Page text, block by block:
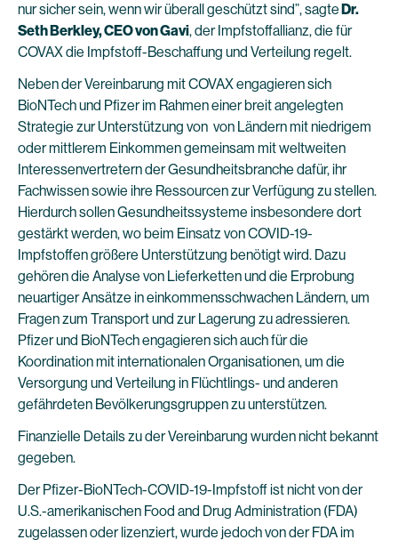
nur sicher sein, wenn wir überall geschützt sind”, sagteDr.
Seth Berkley, CEO von Gavi, der Impfstoffallianz, die für
COVAX die Impfstoff-Beschaffung und Verteilung regelt.
Neben der Vereinbarung mit COVAX engagieren sich
BioNTech und Pfizer im Rahmen einer breit angelegten
Strategie zur Unterstützung von von Ländern mit niedrigem
oder mittlerem Einkommen gemeinsam mit weltweiten
Interessenvertretern der Gesundheitsbranche dafür, ihr
Fachwissen sowie ihre Ressourcen zur Verfügung zu stellen.
Hierdurch sollen Gesundheitssysteme insbesondere dort
gestärkt werden, wo beim Einsatz von COVID-19-
Impfstoffen größere Unterstützung benötigt wird. Dazu
gehören die Analyse von Lieferketten und die Erprobung
neuartiger Ansätze in einkommensschwachen Ländern, um
Fragen zum Transport und zur Lagerung zu adressieren.
Pfizer und BioNTech engagieren sich auch für die
Koordination mit internationalen Organisationen, um die
Versorgung und Verteilung in Flüchtlings- und anderen
gefährdeten Bevölkerungsgruppen zu unterstützen.
Finanzielle Details zu der Vereinbarung wurden nicht bekannt
gegeben.
Der Pfizer-BioNTech-COVID-19-Impfstoff ist nicht von der
U.S.-amerikanischen Food and Drug Administration (FDA)
zugelassen oder lizenziert, wurde jedoch von der FDA im